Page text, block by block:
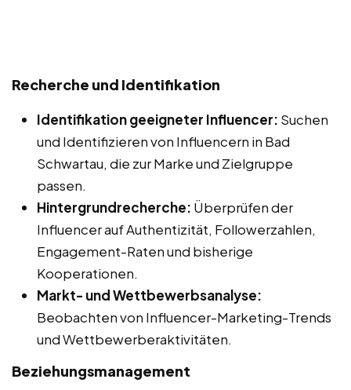
Recherche und Identifikation
Identifikation geeigneter Influencer: Suchen
und Identifizieren von Influencern in Bad
Schwartau, die zur Marke und Zielgruppe
passen.
Hintergrundrecherche: Überprüfen der
Influencer auf Authentizität, Followerzahlen,
Engagement-Raten und bisherige
Kooperationen.
Markt- und Wettbewerbsanalyse:
Beobachten von Influencer-Marketing-Trends
und Wettbewerberaktivitäten.
Beziehungsmanagement